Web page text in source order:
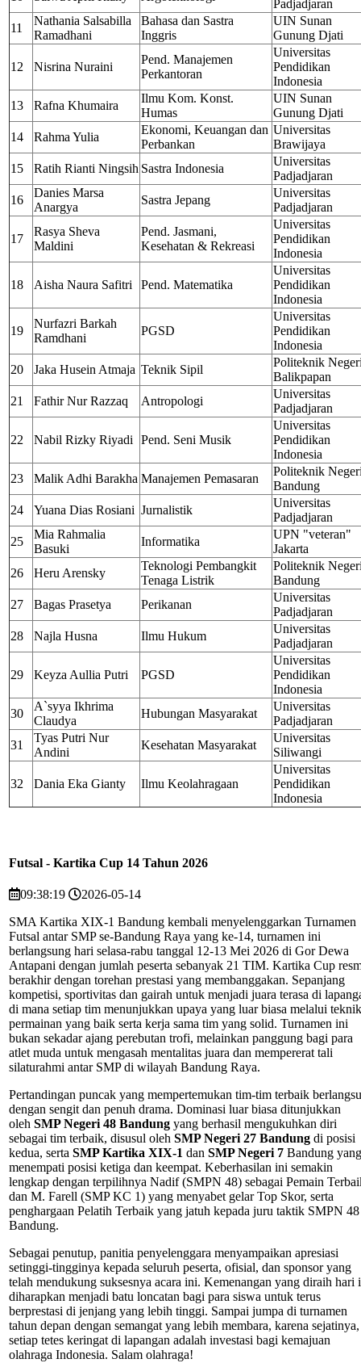
Padjadjaran
11
Nathania Salsabilla
Ramadhani
Bahasa dan Sastra
Inggris
UIN Sunan
Gunung Djati
12 Nisrina Nuraini
Pend. Manajemen
Perkantoran
Universitas
Pendidikan
Indonesia
13
Rafna Khumaira
Ilmu Kom. Konst.
Humas
UIN Sunan
Gunung Djati
14
Rahma Yulia
Ekonomi, Keuangan dan
Perbankan
Universitas
Brawijaya
15
Ratih Rianti Ningsih Sastra Indonesia
Universitas
Padjadjaran
16
Danies Marsa
Anargya
Sastra Jepang
Universitas
Padjadjaran
17
Rasya Sheva
Maldini
Pend. Jasmani,
Kesehatan & Rekreasi
Universitas
Pendidikan
Indonesia
18 Aisha Naura Safitri Pend. Matematika
Universitas
Pendidikan
Indonesia
19
Nurfazri Barkah
Ramdhani
PGSD
Universitas
Pendidikan
Indonesia
20
Jaka Husein Atmaja Teknik Sipil
Politeknik
Balikpapan
21
Fathir Nur Razzaq Antropologi
Universitas
Padjadjaran
22 Nabil Rizky Riyadi Pend. Seni Musik
Universitas
Pendidikan
Indonesia
23
Malik Adhi Barakha Manajemen Pemasaran
Politeknik
Bandung
24
Yuana Dias Rosiani Jurnalistik
Universitas
Padjadjaran
25
Mia Rahmalia
Basuki
Informatika
UPN "veteran"
Jakarta
26
Heru Arensky
Teknologi Pembangkit
Tenaga Listrik
Politeknik
Bandung
27
Bagas Prasetya Perikanan
Universitas
Padjadjaran
28
Najla Husna Ilmu Hukum
Universitas
Padjadjaran
29 Keyza Aullia Putri PGSD
Universitas
Pendidikan
Indonesia
30
A`syya Ikhrima
Claudya
Hubungan Masyarakat
Universitas
Padjadjaran
31
Tyas Putri Nur
Andini
Kesehatan Masyarakat
Universitas
Siliwangi
32 Dania Eka Gianty Ilmu Keolahragaan
Universitas
Pendidikan
Indonesia
Futsal - Kartika Cup 14 Tahun 2026
09:38:19
2026-05-14
SMA Kartika XIX-1 Bandung kembali menyelenggarkan Turnamen
Futsal antar SMP se-Bandung Raya yang ke-14, turnamen ini
berlangsung hari selasa-rabu tanggal 12-13 Mei 2026 di Gor Dewa
Antapani dengan jumlah peserta sebanyak 21 TIM. Kartika Cup
berakhir dengan torehan prestasi yang membanggakan. Sepanjang
kompetisi, sportivitas dan gairah untuk menjadi juara terasa di
di mana setiap tim menunjukkan upaya yang luar biasa melalui teknik
permainan yang baik serta kerja sama tim yang solid. Turnamen ini
bukan sekadar ajang perebutan trofi, melainkan panggung bagi para
atlet muda untuk mengasah mentalitas juara dan mempererat tali
silaturahmi antar SMP di wilayah Bandung Raya.
Pertandingan puncak yang mempertemukan tim-tim terbaik
dengan sengit dan penuh drama. Dominasi luar biasa ditunjukkan
oleh SMP Negeri 48 Bandung yang berhasil mengukuhkan diri
sebagai tim terbaik, disusul oleh SMP Negeri 27 Bandung di posisi
kedua, serta SMP Kartika XIX-1 dan SMP Negeri 7 Bandung yang
menempati posisi ketiga dan keempat. Keberhasilan ini semakin
lengkap dengan terpilihnya Nadif (SMPN 48) sebagai Pemain
dan M. Farell (SMP KC 1) yang menyabet gelar Top Skor, serta
penghargaan Pelatih Terbaik yang jatuh kepada juru taktik SMPN 48
Bandung.
Sebagai penutup, panitia penyelenggara menyampaikan apresiasi
setinggi-tingginya kepada seluruh peserta, ofisial, dan sponsor yang
telah mendukung suksesnya acara ini. Kemenangan yang diraih hari
diharapkan menjadi batu loncatan bagi para siswa untuk terus
berprestasi di jenjang yang lebih tinggi. Sampai jumpa di turnamen
tahun depan dengan semangat yang lebih membara, karena sejatinya,
setiap tetes keringat di lapangan adalah investasi bagi kemajuan
olahraga Indonesia. Salam olahraga!